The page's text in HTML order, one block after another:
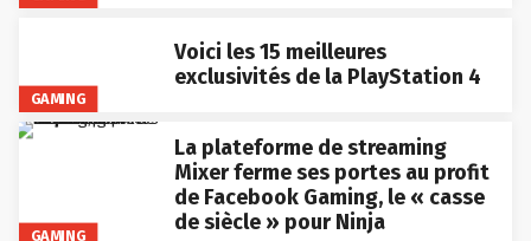
GAMING
Voici les 15 meilleures
exclusivités de la PlayStation 4
GAMING
La plateforme de streaming
Mixer ferme ses portes au profit
de Facebook Gaming, le « casse
de siècle » pour Ninja